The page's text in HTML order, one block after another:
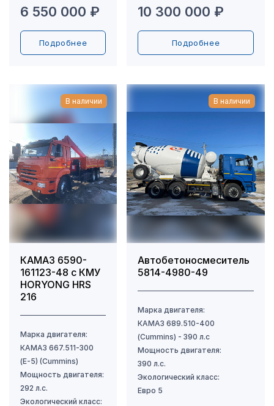
6 550 000 ₽
Подробнее
10 300 000 ₽
Подробнее
В наличии
КАМАЗ 6590-
161123-48 с КМУ
HORYONG HRS
216
В наличии
Автобетоносмеситель
5814-4980-49